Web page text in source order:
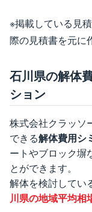
※掲載している見
際の見積書を元に
石川県の解体
ション
株式会社クラッソ
できる解体費用シ
ートやブロック塀
とができます。
解体を検討してい
川県の地域平均相